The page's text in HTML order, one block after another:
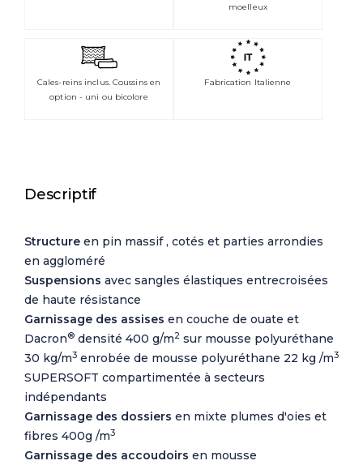
moelleux
Cales-reins inclus. Coussins en
option - uni ou bicolore
Fabrication Italienne
Descriptif
Structure en pin massif , cotés et parties arrondies
en aggloméré
Suspensions avec sangles élastiques entrecroisées
de haute résistance
Garnissage des assises en couche de ouate et
Dacron® densité 400 g/m2 sur mousse polyuréthane
30 kg/m3 enrobée de mousse polyuréthane 22 kg /m3
SUPERSOFT compartimentée à secteurs
indépendants
Garnissage des dossiers en mixte plumes d'oies et
fibres 400g /m3
Garnissage des accoudoirs en mousse